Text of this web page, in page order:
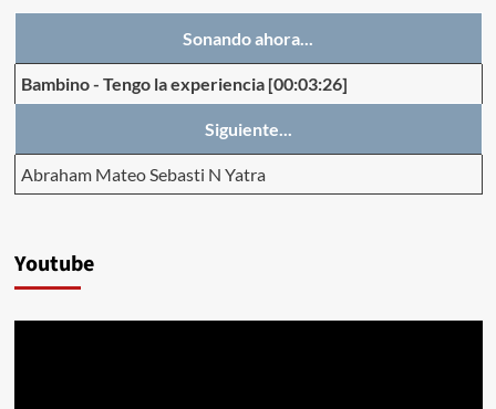
Sonando ahora...
Bambino- Tengo la experiencia [00:03:26]
Siguiente...
Abraham Mateo Sebasti N Yatra
Youtube